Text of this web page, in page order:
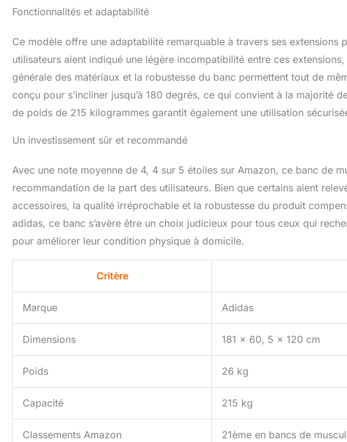
Fonctionnalités et adaptabilité
Ce modèle offre une adaptabilité remarquable à travers ses extensions
utilisateurs aient indiqué une légère incompatibilité entre ces
générale des matériaux et la robustesse du banc permettent tout de
conçu pour s’incliner jusqu’à 180 degrés, ce qui convient à la majorité
de poids de 215 kilogrammes garantit également une utilisation
Un investissement sûr et recommandé
Avec une note moyenne de 4, 4 sur 5 étoiles sur Amazon, ce banc de
recommandation de la part des utilisateurs. Bien que certains aient
accessoires, la qualité irréprochable et la robustesse du produit
adidas, ce banc s’avère être un choix judicieux pour tous ceux qui
pour améliorer leur condition physique à domicile.
Critère
Marque Adidas
Dimensions 181 x 60, 5 x 120 cm
Poids 26 kg
Capacité 215 kg
Classements Amazon 21ème en bancs de